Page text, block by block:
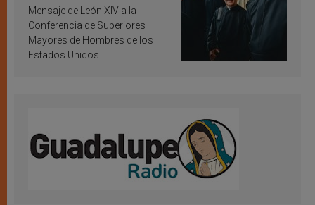
inspiración y santificación
Mensaje de León XIV a la
Conferencia de Superiores
Mayores de Hombres de los
Estados Unidos